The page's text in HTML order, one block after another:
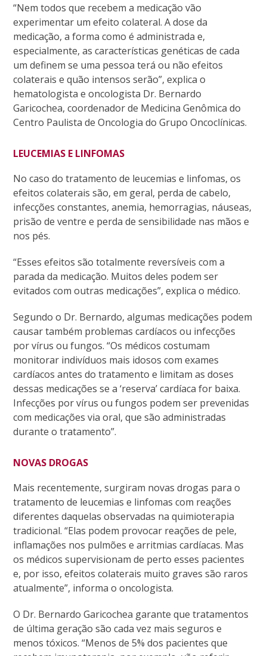
“Nem todos que recebem a medicação vão
experimentar um efeito colateral. A dose da
medicação, a forma como é administrada e,
especialmente, as características genéticas de cada
um definem se uma pessoa terá ou não efeitos
colaterais e quão intensos serão”, explica o
hematologista e oncologista Dr. Bernardo
Garicochea, coordenador de Medicina Genômica do
Centro Paulista de Oncologia do Grupo Oncoclínicas.
LEUCEMIAS E LINFOMAS
No caso do tratamento de leucemias e linfomas, os
efeitos colaterais são, em geral, perda de cabelo,
infecções constantes, anemia, hemorragias, náuseas,
prisão de ventre e perda de sensibilidade nas mãos e
nos pés.
“Esses efeitos são totalmente reversíveis com a
parada da medicação. Muitos deles podem ser
evitados com outras medicações”, explica o médico.
Segundo o Dr. Bernardo, algumas medicações podem
causar também problemas cardíacos ou infecções
por vírus ou fungos. “Os médicos costumam
monitorar indivíduos mais idosos com exames
cardíacos antes do tratamento e limitam as doses
dessas medicações se a ‘reserva’ cardíaca for baixa.
Infecções por vírus ou fungos podem ser prevenidas
com medicações via oral, que são administradas
durante o tratamento”.
NOVAS DROGAS
Mais recentemente, surgiram novas drogas para o
tratamento de leucemias e linfomas com reações
diferentes daquelas observadas na quimioterapia
tradicional. “Elas podem provocar reações de pele,
inflamações nos pulmões e arritmias cardíacas. Mas
os médicos supervisionam de perto esses pacientes
e, por isso, efeitos colaterais muito graves são raros
atualmente”, informa o oncologista.
O Dr. Bernardo Garicochea garante que tratamentos
de última geração são cada vez mais seguros e
menos tóxicos. “Menos de 5% dos pacientes que